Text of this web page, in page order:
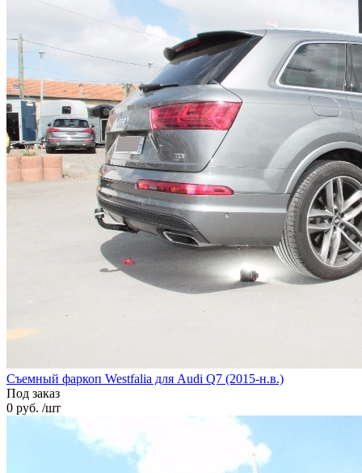
Cъемный фаркоп Westfalia для Audi Q7 (2015-н.в.)
Под заказ
0 руб. /шт